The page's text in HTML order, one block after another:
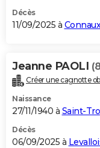
Décès
11/09/2025 à Connaux
Jeanne PAOLI
Créer une cagnotte
Naissance
27/11/1940 à Saint-
Décès
06/09/2025 à